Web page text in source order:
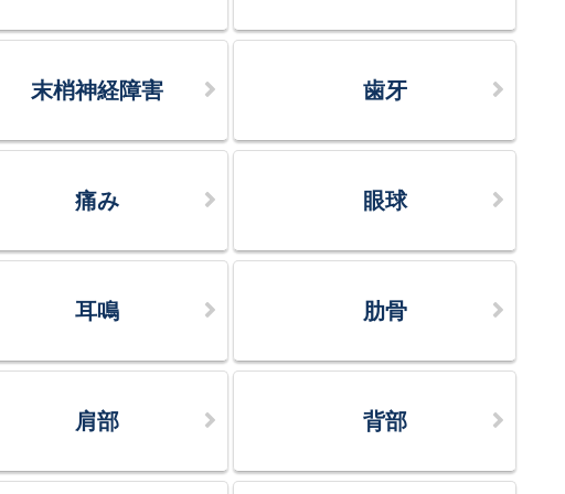
末梢神経障害 歯牙
痛み 眼球
耳鳴 肋骨
肩部 背部